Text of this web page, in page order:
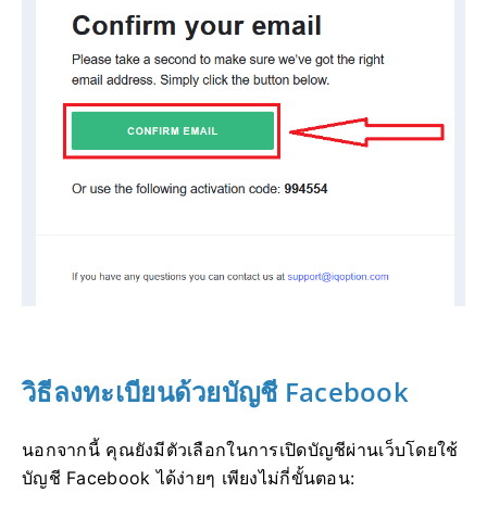
วิธีลงทะเบียนด้วยบัญชี Facebook
นอกจากนี้ คุณยังมีตัวเลือกในการเปิดบัญชีผ่านเว็บโดยใช้
บัญชี Facebook ได้ง่ายๆ เพียงไม่กี่ขั้นตอน: